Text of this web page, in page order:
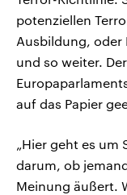
potenziellen
Ausbildung, oder
und so weiter.
auf das Papier
„Hier geht es
darum, ob
Meinung äußert.